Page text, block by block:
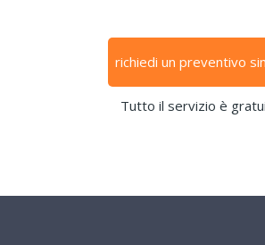
richiedi un preventivo
Tutto il servizio è